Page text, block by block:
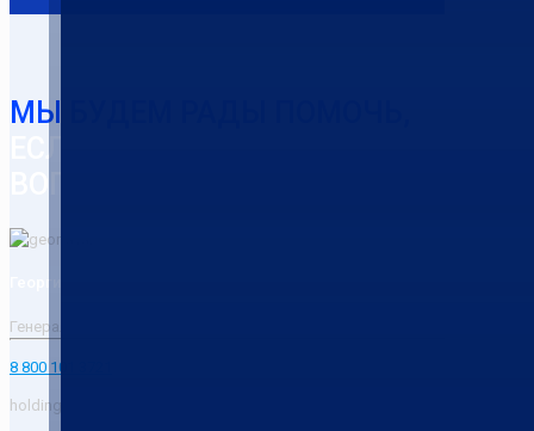
МЫ БУДЕМ РАДЫ ПОМОЧЬ,
Генеральный директор РС Холдинга
8 800 101 3721
holding.rs@mail.ru